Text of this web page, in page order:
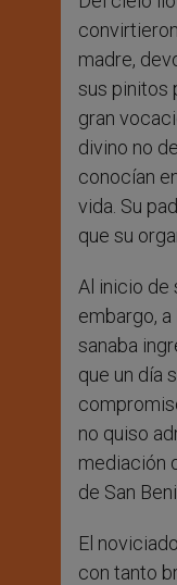
madre,
sus pinitos
gran
divino no
conocían
vida. Su
que su
Al inicio de
embargo,
sanaba
que un día
no quiso
mediación
de San
El
con tanto